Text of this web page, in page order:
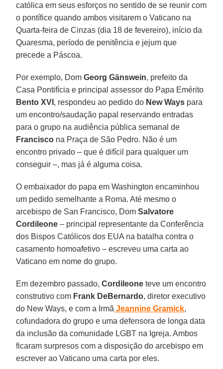
católica em seus esforços no sentido de se reunir com
o pontífice quando ambos visitarem o Vaticano na
Quarta-feira de Cinzas (dia 18 de fevereiro), início da
Quaresma, período de penitência e jejum que
precede a Páscoa.
Por exemplo, DomGeorg Gänswein, prefeito da
Casa Pontifícia e principal assessor do Papa Emérito
Bento XVI , respondeu ao pedido do New Ways para
um encontro/saudação papal reservando entradas
para o grupo na audiência pública semanal de
Francisco na Praça de São Pedro. Não é um
encontro privado – que é difícil para qualquer um
conseguir –, mas já é alguma coisa.
O embaixador do papa em Washington encaminhou
um pedido semelhante a Roma. Até mesmo o
arcebispo de San Francisco, Dom Salvatore
Cordileone – principal representante da Conferência
dos Bispos Católicos dos EUA na batalha contra o
casamento homoafetivo – escreveu uma carta ao
Vaticano em nome do grupo.
Em dezembro passado,Cordileone teve um encontro
construtivo com Frank DeBernardo, diretor executivo
do New Ways, e com a Irmã Jeannine Gramick,
cofundadora do grupo e uma defensora de longa data
da inclusão da comunidade LGBT na Igreja. Ambos
ficaram surpresos com a disposição do arcebispo em
escrever ao Vaticano uma carta por eles.